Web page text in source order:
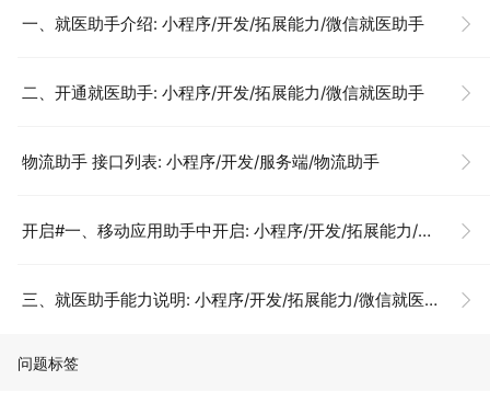
一、就医助手介绍: 小程序/开发/拓展能力/微信就医助手
二、开通就医助手: 小程序/开发/拓展能力/微信就医助手
物流助手 接口列表: 小程序/开发/服务端/物流助手
开启#一、移动应用助手中开启: 小程序/开发/拓展能力/开发指南/vConsole
三、就医助手能力说明: 小程序/开发/拓展能力/微信就医助手
问题标签